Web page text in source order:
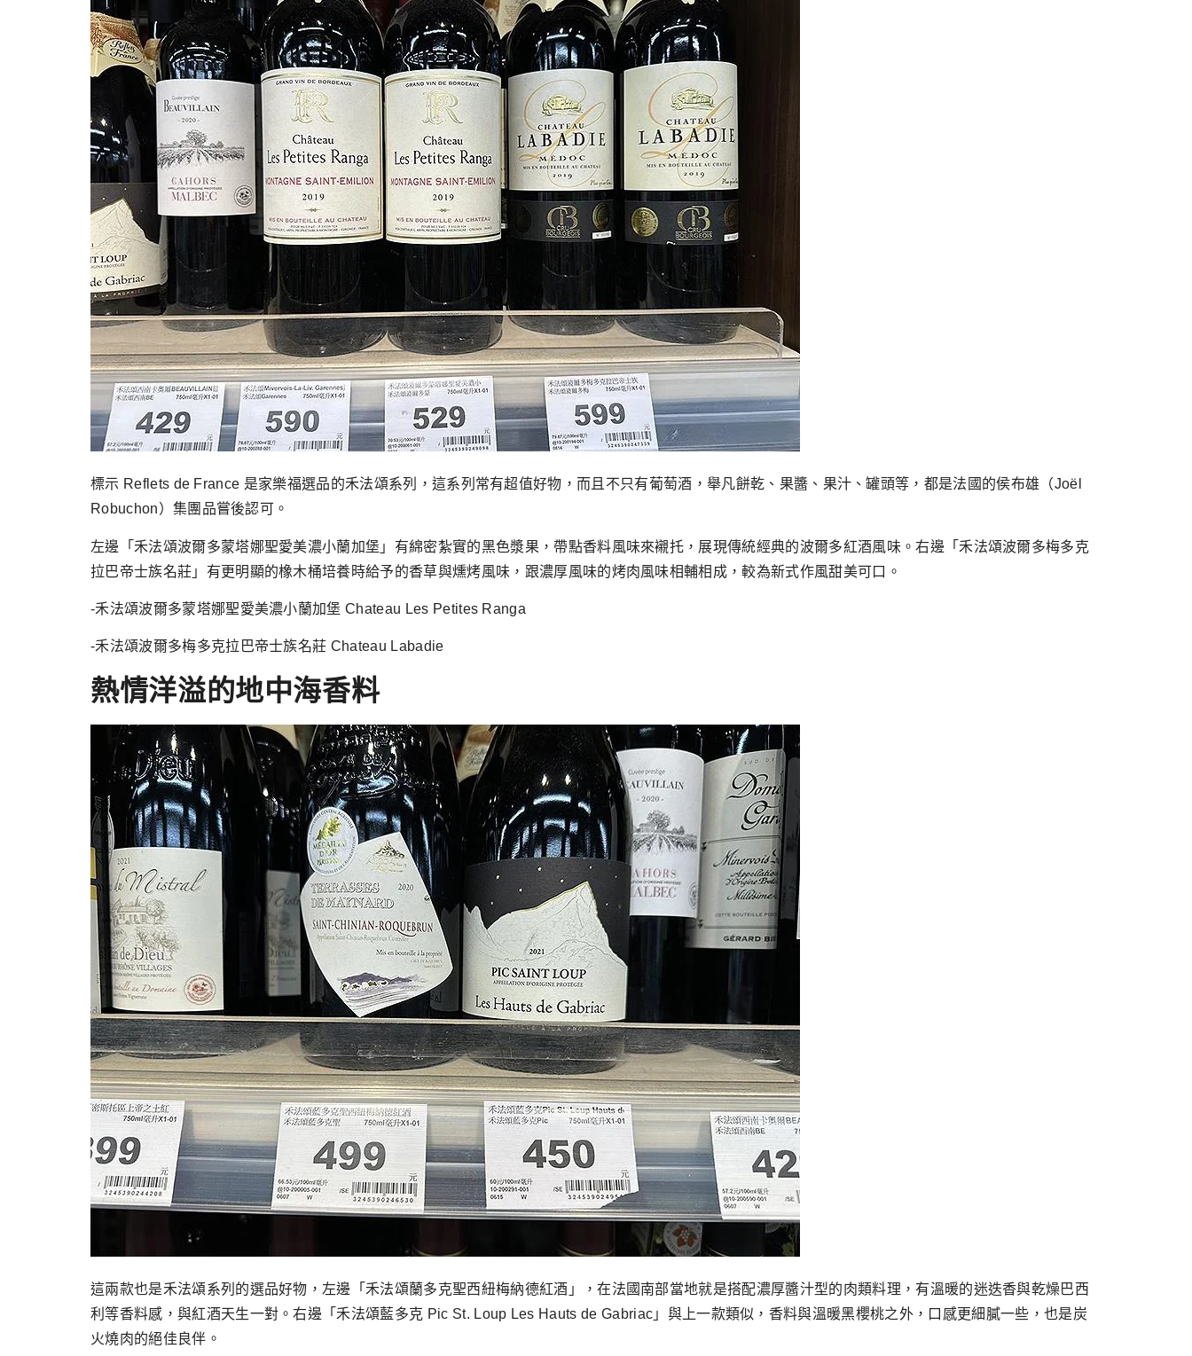
標示 Reflets de France 是家樂福選品的禾法頌系列，這系列常有超值好物，而且不只有葡萄酒，舉凡餅乾、果醬、果汁、罐頭等，都是法國的侯布雄（Joël
Robuchon）集團品嘗後認可。
左邊「禾法頌波爾多蒙塔娜聖愛美濃小蘭加堡」有綿密紮實的黑色漿果，帶點香料風味來襯托，展現傳統經典的波爾多紅酒風味。右邊「禾法頌波爾多梅多克
拉巴帝士族名莊」有更明顯的橡木桶培養時給予的香草與燻烤風味，跟濃厚風味的烤肉風味相輔相成，較為新式作風甜美可口。
-禾法頌波爾多蒙塔娜聖愛美濃小蘭加堡 Chateau Les Petites Ranga
-禾法頌波爾多梅多克拉巴帝士族名莊 Chateau Labadie
熱情洋溢的地中海香料
這兩款也是禾法頌系列的選品好物，左邊「禾法頌蘭多克聖西紐梅納德紅酒」，在法國南部當地就是搭配濃厚醬汁型的肉類料理，有溫暖的迷迭香與乾燥巴西
利等香料感，與紅酒天生一對。右邊「禾法頌藍多克 Pic St. Loup Les Hauts de Gabriac」與上一款類似，香料與溫暖黑櫻桃之外，口感更細膩一些，也是炭
火燒肉的絕佳良伴。